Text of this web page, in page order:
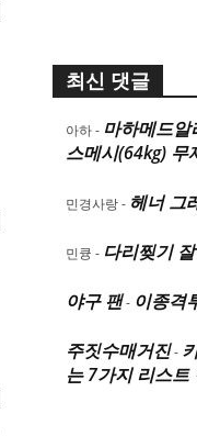
최신 댓글
아하- 마하메드알
스메시(64kg) 무
민경사랑- 헤너 그
민큥 - 다리찢기
야구 팬- 이종격
주짓수매거진-
는 7가지 리스트